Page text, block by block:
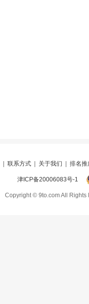
联系方式 关于我们 排名推
津ICP备20006083号-1
Copyright © 9to.com All Rights